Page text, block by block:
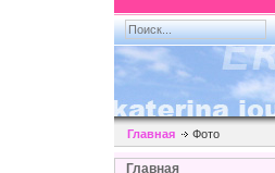
Главная Фото
Главная